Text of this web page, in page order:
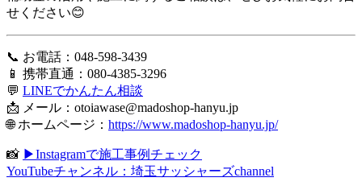
せください😊
📞 お電話：048-598-3439
📱 携帯直通：080-4385-3296
💬 LINEでかんたん相談
📩 メール： otoiawase@madoshop-hanyu.jp
🌐 ホームページ： https://www.madoshop-hanyu.jp/
📸 ▶Instagramで施工事例チェック
YouTubeチャンネル：埼玉サッシャーズchannel